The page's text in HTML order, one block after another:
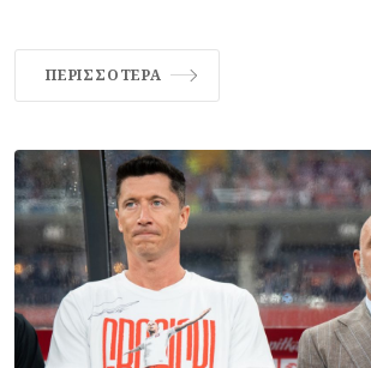
ΠΕΡΙΣΣΌΤΕΡΑ